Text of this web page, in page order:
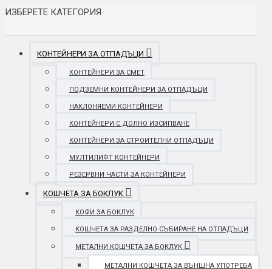
ИЗБЕРЕТЕ КАТЕГОРИЯ
КОНТЕЙНЕРИ ЗА ОТПАДЪЦИ
КОНТЕЙНЕРИ ЗА СМЕТ
ПОДЗЕМНИ КОНТЕЙНЕРИ ЗА ОТПАДЪЦИ
НАКЛОНЯЕМИ КОНТЕЙНЕРИ
КОНТЕЙНЕРИ С ДОЛНО ИЗСИПВАНЕ
КОНТЕЙНЕРИ ЗА СТРОИТЕЛНИ ОТПАДЪЦИ
МУЛТИЛИФТ КОНТЕЙНЕРИ
РЕЗЕРВНИ ЧАСТИ ЗА КОНТЕЙНЕРИ
КОШЧЕТА ЗА БОКЛУК
КОФИ ЗА БОКЛУК
КОШЧЕТА ЗА РАЗДЕЛНО СЪБИРАНЕ НА ОТПАДЪЦИ
МЕТАЛНИ КОШЧЕТА ЗА БОКЛУК
МЕТАЛНИ КОШЧЕТА ЗА ВЪНШНА УПОТРЕБА